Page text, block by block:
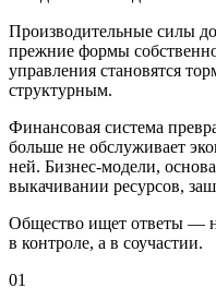
Производительные силы
прежние формы
управления становятся
структурным.
Финансовая система
больше не обслуживает
ней. Бизнес-модели,
выкачивании ресурсов,
Общество ищет ответы —
в контроле, а в соучастии.
01